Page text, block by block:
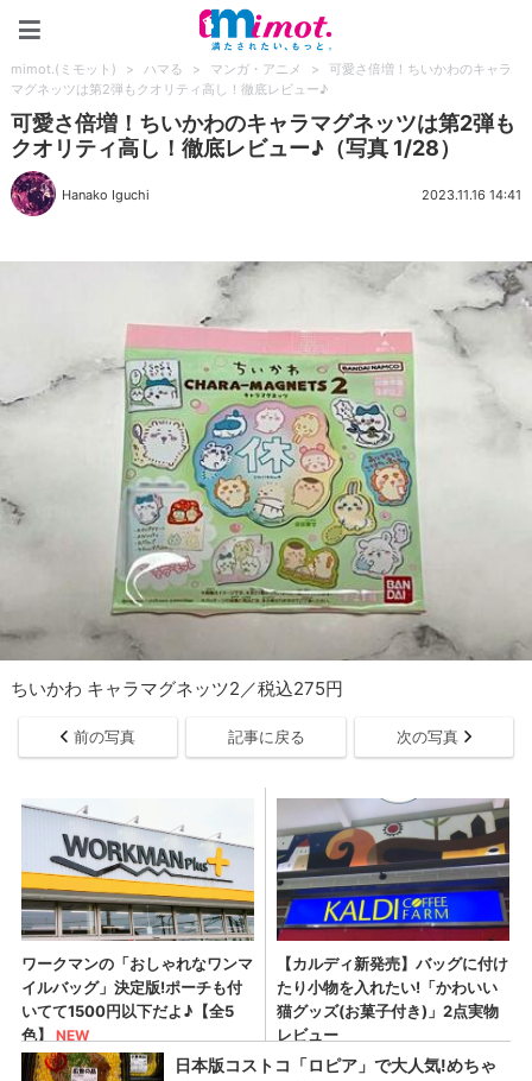
mimot.(ミモット) > ハマる > マンガ・アニメ >
可愛さ倍増！ちいかわのキャラ
マグネッツは第2弾もクオリティ高し！徹底レビュー♪
可愛さ倍増！ちいかわのキャラマグネッツは第2弾も
クオリティ高し！徹底レビュー♪（写真 1/28）
Hanako Iguchi 2023.11.16 14:41
ちいかわ キャラマグネッツ2／税込275円
前の写真 記事に戻る 次の写真